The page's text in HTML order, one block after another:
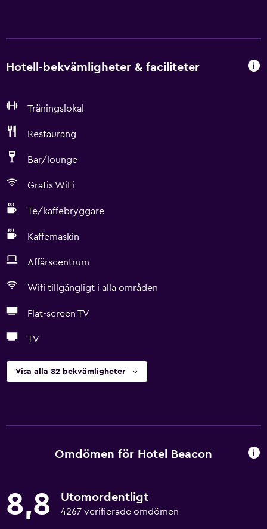
Hotell-bekvämligheter & faciliteter
Träningslokal
Restaurang
Bar/lounge
Gratis WiFi
Te/kaffebryggare
Kaffemaskin
Affärscentrum
Wifi tillgängligt i alla områden
Flat-screen TV
TV
Visa alla 82 bekvämligheter
Omdömen för Hotel Beacon
8,8 Utomordentligt
4267 verifierade omdömen